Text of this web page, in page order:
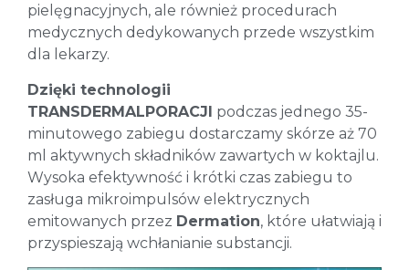
pielęgnacyjnych, ale również procedurach
medycznych dedykowanych przede wszystkim
dla lekarzy.
Dzięki technologii
TRANSDERMALPORACJI podczas jednego 35-
minutowego zabiegu dostarczamy skórze aż 70
ml aktywnych składników zawartych w koktajlu.
Wysoka efektywność i krótki czas zabiegu to
zasługa mikroimpulsów elektrycznych
emitowanych przez Dermation, które ułatwiają i
przyspieszają wchłanianie substancji.